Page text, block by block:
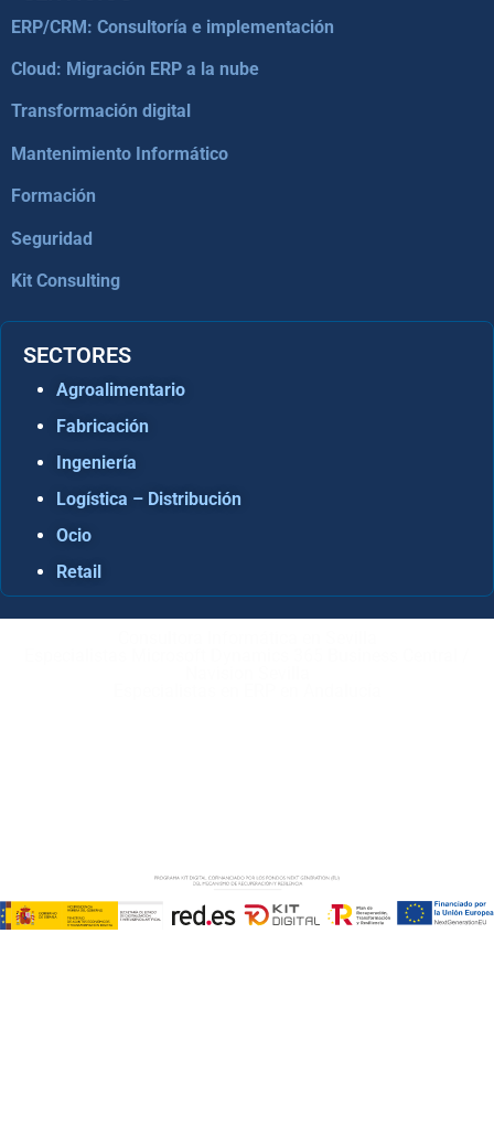
ERP/CRM: Consultoría e implementación
Cloud: Migración ERP a la nube
Transformación digital
Mantenimiento Informático
Formación
Seguridad
Kit Consulting
SECTORES
Agroalimentario
Fabricación
Ingeniería
Logística – Distribución
Ocio
Retail